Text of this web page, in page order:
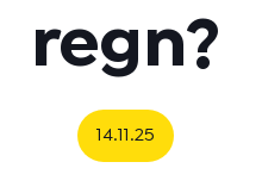
regn?
14.11.25